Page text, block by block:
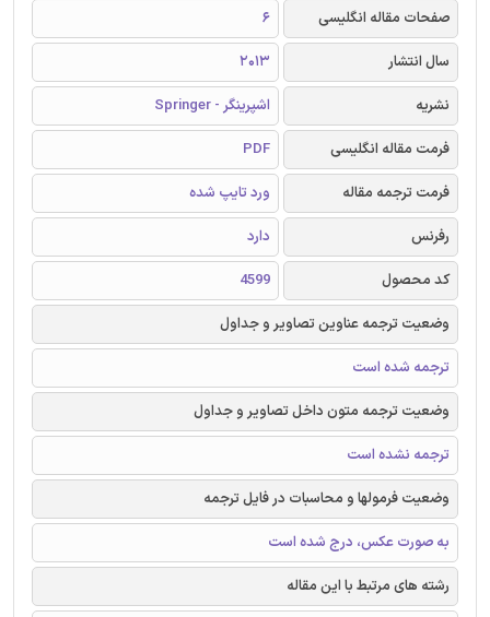
صفحات مقاله انگلیسی
6
سال انتشار
2013
نشریه
اشپرینگر - Springer
فرمت مقاله انگلیسی
PDF
فرمت ترجمه مقاله
ورد تایپ شده
رفرنس
دارد
کد محصول
4599
وضعیت ترجمه عناوین تصاویر و جداول
ترجمه شده است
وضعیت ترجمه متون داخل تصاویر و جداول
ترجمه نشده است
وضعیت فرمولها و محاسبات در فایل ترجمه
به صورت عکس، درج شده است
رشته های مرتبط با این مقاله